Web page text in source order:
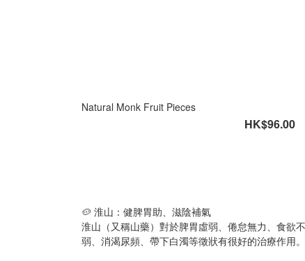
Natural Monk Fruit Pieces
HK$96.00
🥔 淮山：健脾胃助、滋陰補氣
淮山（又稱山藥）對於脾胃虛弱、倦怠無力、食欲
弱、消渴尿頻、帶下白濁等徵狀有很好的治療作用。